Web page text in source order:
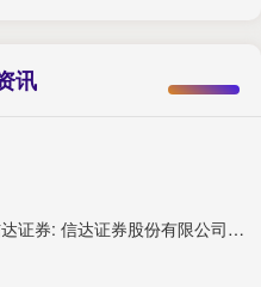
讯
亿融配资 信达证券: 信达证券股份有限公司关于向专业投资者公开发行公司债券获中国证监会注册批复的公告